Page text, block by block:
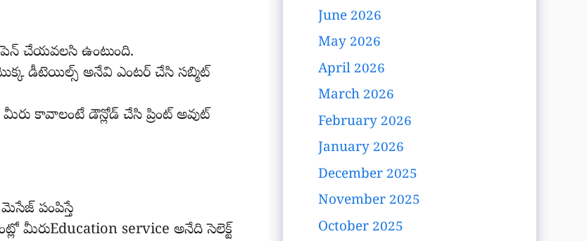
చేయవలసి ఉంటుంది.
డీటెయిల్స్ అనేవి ఎంటర్ చేసి సబ్మిట్
కావాలంటే డౌన్లోడ్ చేసి ప్రింట్ అవుట్
పంపిస్తే
మీరుEducation service అనేది సెలెక్ట్
June 2026
May 2026
April 2026
March 2026
February 2026
January 2026
December 2025
November 2025
October 2025